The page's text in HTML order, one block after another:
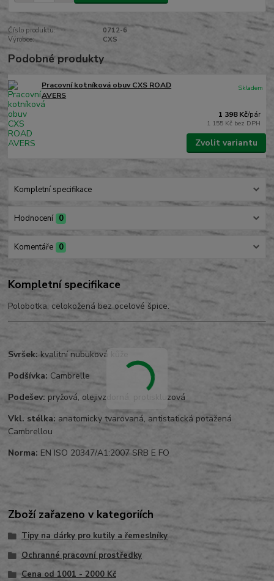
Číslo produktu:
0712-6
Výrobce:
CXS
Podobné produkty
Pracovní kotníková obuv CXS ROAD
AVERS
1 398 Kč/pár
1 155 Kč bez DPH
Skladem
Zvolit variantu
Kompletní specifikace
Hodnocení 0
Komentáře 0
Kompletní specifikace
Polobotka, celokožená bez ocelové špice.
Svršek: kvalitní nubuková kůže
Podšívka: Cambrelle
Podešev: pryžová, olejivzdorná, protiskluzová
Vkl. stélka: anatomicky tvarovaná, antistatická potažená
Cambrellou
Norma: EN ISO 20347/A1:2007 SRB E FO
Zboží zařazeno v kategoriích
Tipy na dárky pro kutily a řemeslníky
Ochranné pracovní prostředky
Cena od 1001 - 2000 Kč